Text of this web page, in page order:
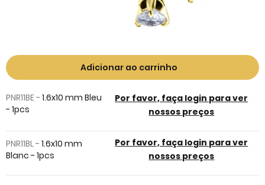
to
the
of
the
gallery
Adicionar ao carrinho
PNR11BE - 1.6x10 mm Bleu
- 1pcs
Por favor, faça login para ver
nossos preços
PNR11BL - 1.6x10 mm
Blanc - 1pcs
Por favor, faça login para ver
nossos preços